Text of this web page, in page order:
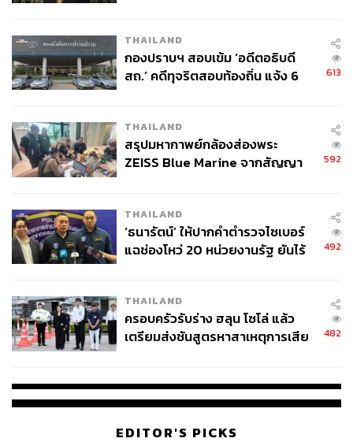
อย่างไรก็ตาม เศรษฐา ทวีสิน นายกรัฐมนตรี และ
รัฐมนตรีว่าการกระทรวงการคลัง ย้ำว่า รัฐบาลยังคง
เดินหน้ารถไฟไฮสปีดเชื่อม 3 สนามบิน และมีเป้าหมาย
ภาพ:Jacek Kadaj / Getty Images
สามารถติดตาม THE STANDARD WEALTH
TAGS: บริษัท เอเชีย เอรา วัน จำกัด
การรถไฟแห่งประเทศไทย
รถไฟความเร็วสูง
โครงการก่อสร้างรถไฟความเร็วสูงเชื่อม 3 สนามบิน
THAILAND
กองปราบฯ สอบเข้ม ‘อดีตอธิบดี
สถ.’ คดีทุจริตสอบท้องถิ่น แจ้ง 6
613
THAILAND
สรุปมหากาพย์กล้องส่องพระ
ZEISS Blue Marine จากสัญญา
จ่ายหนี้-แอบระบุแบรนด์
592
THAILAND
‘ธนารัตน์’ ให้ปากคำตำรวจไซเบอร์
แฉช่องโหว่ 20 หน่วยงานรัฐ ยันไร้
492
THAILAND
ครอบครัวรับร่าง ฮลุน โซโล่ แล้ว
เตรียมส่งชันสูตรหาสาเหตุการเสีย
482
EDITOR'S PICKS